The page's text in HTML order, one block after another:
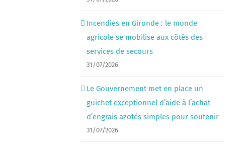
Incendies en Gironde : le monde
agricole se mobilise aux côtés des
services de secours
31/07/2026
Le Gouvernement met en place un
guichet exceptionnel d’aide à l’achat
d’engrais azotés simples pour soutenir
31/07/2026